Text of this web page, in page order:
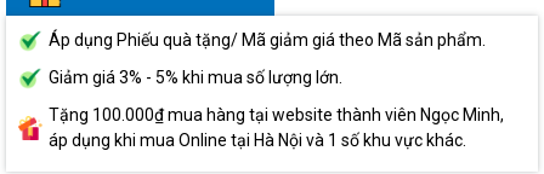
Áp dụng Phiếu quà tặng/ Mã giảm giá theo Mã sản phẩm.
Giảm giá 3% - 5% khi mua số lượng lớn.
Tặng 100.000₫ mua hàng tại website thành viên Ngọc Minh,
áp dụng khi mua Online tại Hà Nội và 1 số khu vực khác.